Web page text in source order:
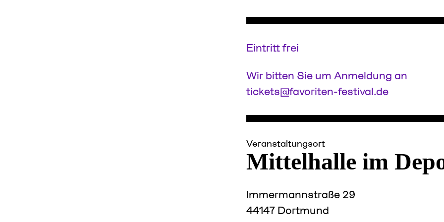
Eintritt frei
Wir bitten Sie um Anmeldung an
tickets@favoriten-festival.de
Veranstaltungsort
Mittelhalle im
Immermannstraße 29
44147 Dortmund